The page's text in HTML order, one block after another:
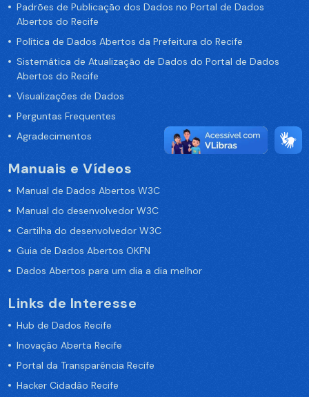
Padrões de Publicação dos Dados no Portal de Dados
Abertos do Recife
Política de Dados Abertos da Prefeitura do Recife
Sistemática de Atualização de Dados do Portal de Dados
Abertos do Recife
Visualizações de Dados
Perguntas Frequentes
Agradecimentos
Manuais e Vídeos
Manual de Dados Abertos W3C
Manual do desenvolvedor W3C
Cartilha do desenvolvedor W3C
Guia de Dados Abertos OKFN
Dados Abertos para um dia a dia melhor
Links de Interesse
Hub de Dados Recife
Inovação Aberta Recife
Portal da Transparência Recife
Hacker Cidadão Recife